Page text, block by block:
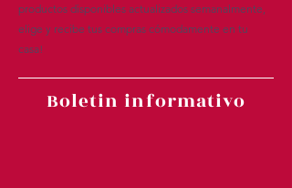
productos disponibles actualizados semanalmente,
elige y recibe tus compras cómodamente en tu
casa!
Boletin informativo